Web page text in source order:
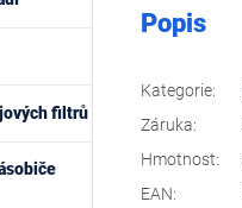
filtrů
Popis
Kategorie:
Záruka:
Hmotnost:
EAN: